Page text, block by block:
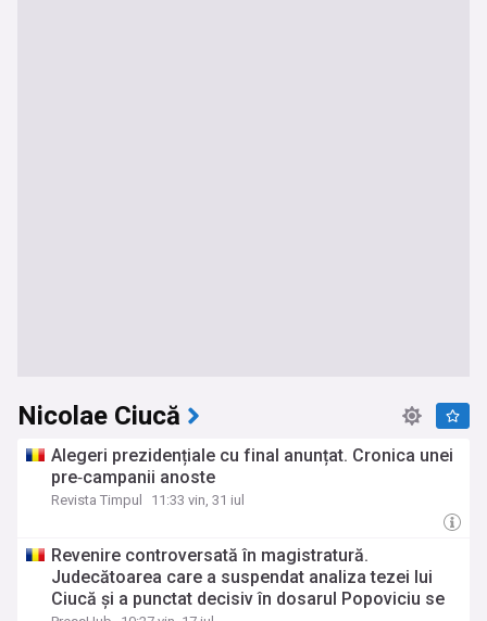
Nicolae Ciucă
Alegeri prezidențiale cu final anunțat. Cronica unei
pre‑campanii anoste
Revista Timpul 11:33 vin, 31 iul
Revenire controversată în magistratură.
Judecătoarea care a suspendat analiza tezei lui
Ciucă și a punctat decisiv în dosarul Popoviciu se